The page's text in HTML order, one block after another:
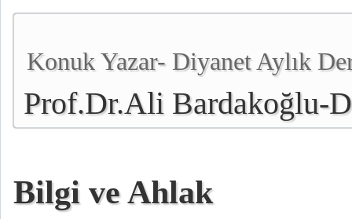
Konuk Yazar- Diyanet Aylık
Prof.Dr.Ali Bardakoğlu-
Bilgi ve Ahlak